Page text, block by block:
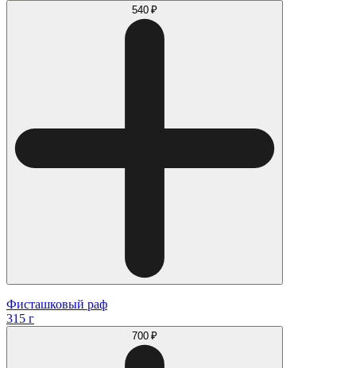
540 ₽
Фисташковый раф
315 г
700 ₽